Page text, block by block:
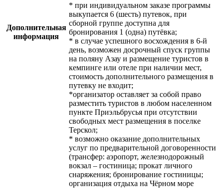
Дополнительная
информация
* при индивидуальном заказе программы
выкупается 6 (шесть) путевок, при
сборной группе доступна для
бронирования 1 (одна) путёвка;
* в случае успешного восхождения в 6-й
день, возможен досрочный спуск группы
на поляну Азау и размещение туристов в
кемпинге или отеле при наличии мест,
стоимость дополнительного размещения в
путевку не входит;
*организатор оставляет за собой право
разместить туристов в любом населенном
пункте Приэльбрусья при отсутствии
свободных мест размещения в поселке
Терскол;
* возможно оказание дополнительных
услуг по предварительной договоренности
(трансфер: аэропорт, железнодорожный
вокзал – гостиница; прокат личного
снаряжения; бронирование гостиницы;
организация отдыха на Чёрном море